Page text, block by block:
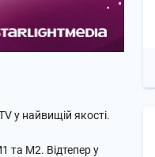
у найвищій якості.
та М2. Відтепер у